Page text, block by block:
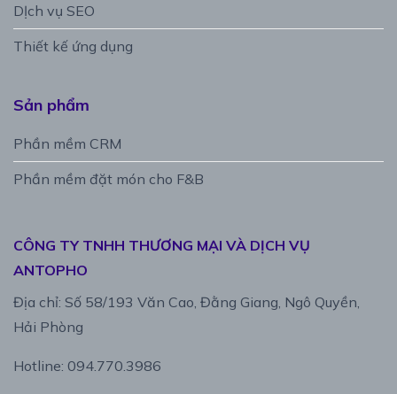
DỊch vụ SEO
Thiết kế ứng dụng
Sản phẩm
Phần mềm CRM
Phần mềm đặt món cho F&B
CÔNG TY TNHH THƯƠNG MẠI VÀ DỊCH VỤ
ANTOPHO
Địa chỉ: Số 58/193 Văn Cao, Đằng Giang, Ngô Quyền,
Hải Phòng
Hotline: 094.770.3986